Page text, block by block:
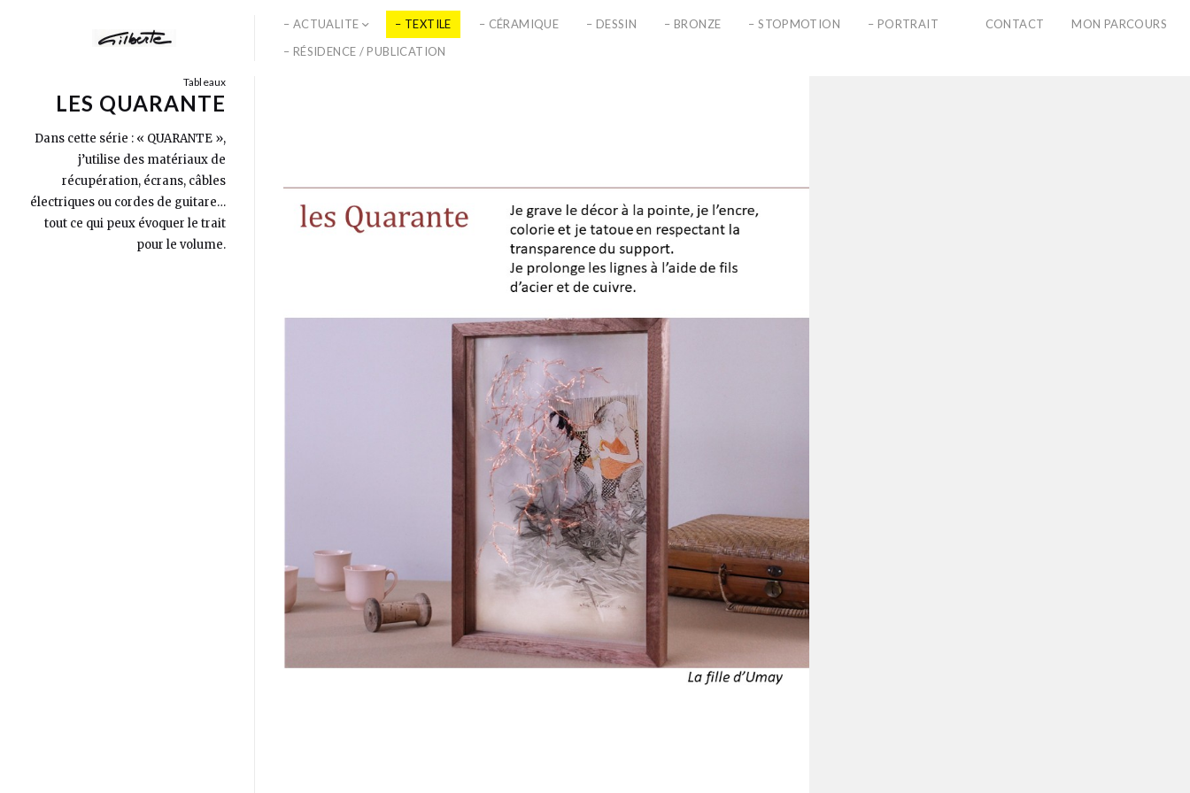
– ACTUALITE – TEXTILE – CÉRAMIQUE – DESSIN – BRONZE – STOPMOTION
– PORTRAIT
– RÉSIDENCE / PUBLICATION
CONTACT MON PARCOURS
Tableaux
LES QUARANTE
Dans cette série : « QUARANTE »,
j’utilise des matériaux de
récupération, écrans, câbles
électriques ou cordes de guitare…
tout ce qui peux évoquer le trait
pour le volume.